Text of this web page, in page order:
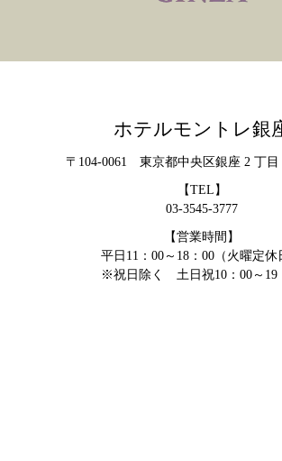
ホテルモントレ銀
〒104-0061 東京都中央区銀座 2 丁目
【TEL】
03-3545-3777
【営業時間】
平日11：00～18：00（火曜定休
※祝日除く 土日祝10：00～19